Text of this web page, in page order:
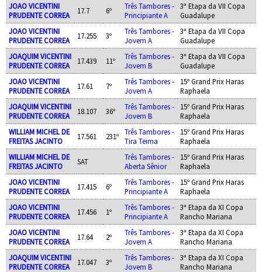
JOAO VICENTINI
PRUDENTE CORREA
17.7 6º
Três Tambores -
Principiante A
3ª Etapa da VII Copa
Guadalupe
JOAO VICENTINI
PRUDENTE CORREA
17.255 3º
Três Tambores -
Jovem A
3ª Etapa da VII Copa
Guadalupe
JOAQUIM VICENTINI
PRUDENTE CORREA
17.439 11º
Três Tambores -
Jovem B
3ª Etapa da VII Copa
Guadalupe
JOAO VICENTINI
PRUDENTE CORREA
17.61 7º
Três Tambores -
Jovem A
15º Grand Prix Haras
Raphaela
JOAQUIM VICENTINI
PRUDENTE CORREA
18.107 36º
Três Tambores -
Jovem B
15º Grand Prix Haras
Raphaela
WILLIAM MICHEL DE
FREITAS JACINTO
17.561 231º
Três Tambores -
Tira Teima
15º Grand Prix Haras
Raphaela
WILLIAM MICHEL DE
FREITAS JACINTO
SAT
Três Tambores -
Aberta Sênior
15º Grand Prix Haras
Raphaela
JOAO VICENTINI
PRUDENTE CORREA
17.415 6º
Três Tambores -
Principiante A
15º Grand Prix Haras
Raphaela
JOAO VICENTINI
PRUDENTE CORREA
17.456 1º
Três Tambores -
Principiante A
3ª Etapa da XI Copa
Rancho Mariana
JOAO VICENTINI
PRUDENTE CORREA
17.64 2º
Três Tambores -
Jovem A
3ª Etapa da XI Copa
Rancho Mariana
JOAQUIM VICENTINI
PRUDENTE CORREA
17.047 3º
Três Tambores -
Jovem B
3ª Etapa da XI Copa
Rancho Mariana